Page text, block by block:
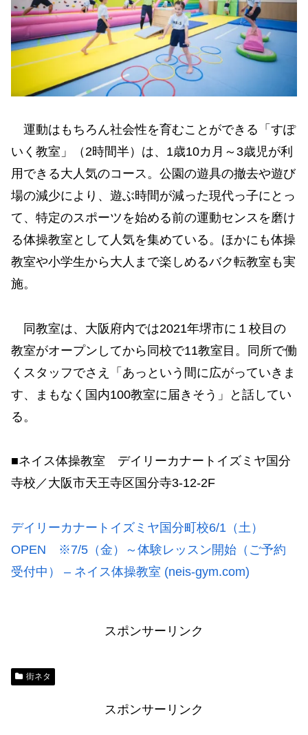
運動はもちろん社会性を育むことができる「すぽ
いく教室」（2時間半）は、1歳10カ月～3歳児が利
用できる大人気のコース。公園の遊具の撤去や遊び
場の減少により、遊ぶ時間が減った現代っ子にとっ
て、特定のスポーツを始める前の運動センスを磨け
る体操教室として人気を集めている。ほかにも体操
教室や小学生から大人まで楽しめるバク転教室も実
施。
同教室は、大阪府内では2021年堺市に１校目の
教室がオープンしてから同校で11教室目。同所で働
くスタッフでさえ「あっという間に広がっていきま
す、まもなく国内100教室に届きそう」と話してい
る。
■ネイス体操教室 デイリーカナートイズミヤ国分
寺校／大阪市天王寺区国分寺3-12-2F
デイリーカナートイズミヤ国分町校6/1（土）
OPEN ※7/5（金）～体験レッスン開始（ご予約
受付中） – ネイス体操教室 (neis-gym.com)
スポンサーリンク
街ネタ
スポンサーリンク